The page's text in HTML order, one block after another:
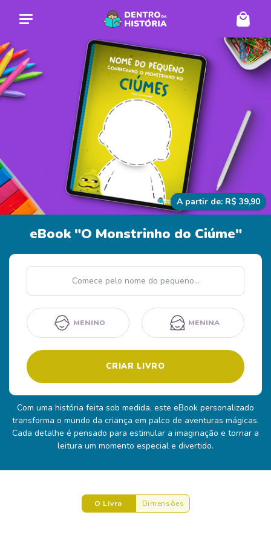
A partir de: R$ 39,90
eBook "O Monstrinho do Ciúme"
Nome
MENINO MENINA
CRIAR LIVRO
Com uma história feita sob medida, este eBook personalizado
transforma o mundo da criança em palco de aventuras mágicas.
Cada detalhe é pensado para estimular a imaginação e tornar a
leitura um momento especial e divertido.
O Livro Dimensões